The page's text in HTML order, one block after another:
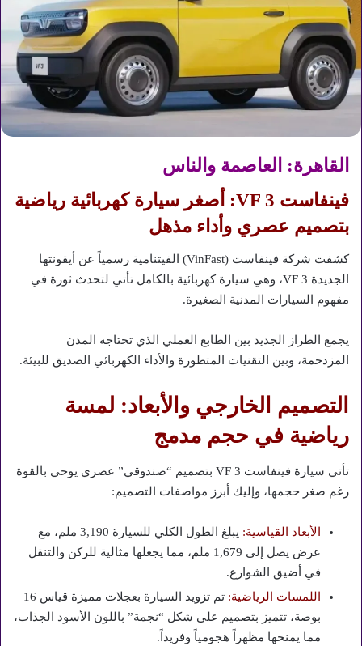
القاهرة: العاصمة والناس
فينفاست VF 3: أصغر سيارة كهربائية رياضية
بتصميم عصري وأداء مذهل
كشفت شركة فينفاست (VinFast) الفيتنامية رسمياً عن أيقونتها
الجديدة VF 3، وهي سيارة كهربائية بالكامل تأتي لتحدث ثورة في
مفهوم السيارات المدنية الصغيرة.
يجمع الطراز الجديد بين الطابع العملي الذي تحتاجه المدن
المزدحمة، وبين التقنيات المتطورة والأداء الكهربائي الصديق للبيئة.
التصميم الخارجي والأبعاد: لمسة
رياضية في حجم مدمج
تأتي سيارة فينفاست VF 3 بتصميم “صندوقي” عصري يوحي بالقوة
رغم صغر حجمها، وإليك أبرز مواصفات التصميم:
الأبعاد القياسية:
يبلغ الطول الكلي للسيارة 3,190 ملم، مع
عرض يصل إلى 1,679 ملم، مما يجعلها مثالية للركن والتنقل
في أضيق الشوارع.
اللمسات الرياضية:
تم تزويد السيارة بعجلات مميزة قياس 16
بوصة، تتميز بتصميم على شكل “نجمة” باللون الأسود الجذاب،
مما يمنحها مظهراً هجومياً وفريداً.